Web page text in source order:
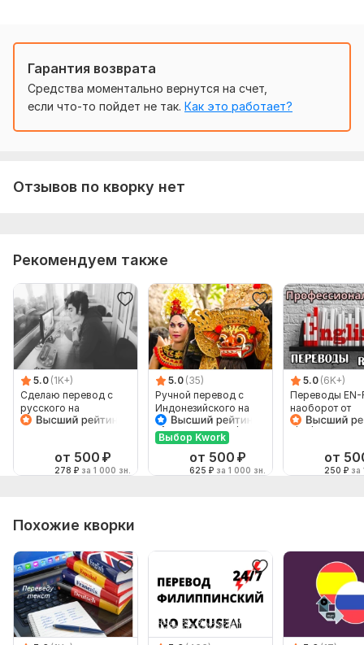
с Английского на Русский
Объем услуги в кворке: 800 знаков
Гарантия возврата
Средства моментально вернутся на счет,
если что-то пойдет не так. Как это работает?
Отзывов по кворку нет
Рекомендуем также
5.0 (1K+)
Сделаю перевод с
русского на
английский и
от 500 ₽
278 ₽ за 1 000 зн.
5.0 (35)
Ручной перевод с
Индонезийского на
Русский и наоборот
Выбор Kwork
от 500 ₽
625 ₽ за 1 000 зн.
5.0 (6K+)
Переводы EN-
наоборот от
от
250 ₽ за
Похожие кворки